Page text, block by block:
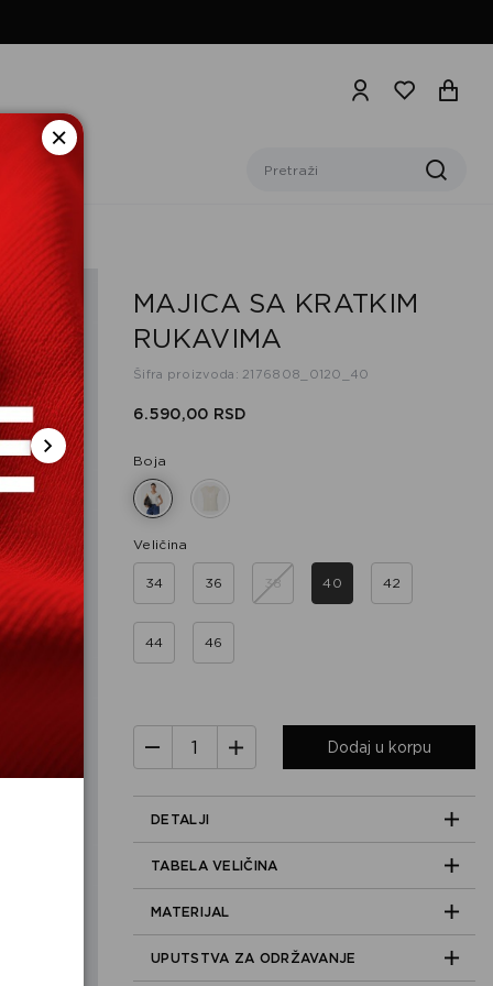
MAJICA SA KRATKIM
RUKAVIMA
Šifra proizvoda: 2176808_0120_40
6.590,00 RSD
Boja
Veličina
34 36 38 40 42
44 46
Dodaj u korpu
DETALJI
TABELA VELIČINA
MATERIJAL
UPUTSTVA ZA ODRŽAVANJE